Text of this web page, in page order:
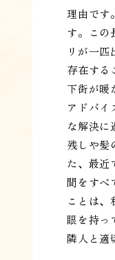
理由です
す。この
リが一
存在する
下街が暖
アドバイ
な解決に
残しや髪
た、最近
間をすべ
ことは
眼を持っ
隣人と適